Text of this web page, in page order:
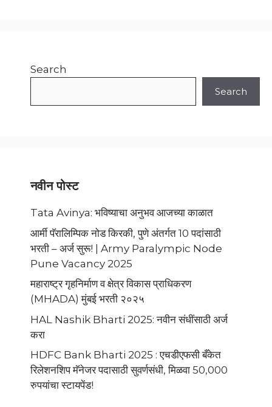
Search
Search
नवीन पोस्ट
Tata Avinya: भविष्याचा अनुभव आजच्या काळात
आर्मी पॅरालिम्पिक नोड किरकी, पुणे अंतर्गत 10 पदांसाठी
भरती – अर्ज सुरू! | Army Paralympic Node
Pune Vacancy 2025
महाराष्ट्र गृहनिर्माण व क्षेत्र विकास प्राधिकरण
(MHADA) मुंबई भरती २०२५
HAL Nashik Bharti 2025: नवीन संधींसाठी अर्ज
करा
HDFC Bank Bharti 2025 : एचडीएफसी बँकेत
रिलेशनशिप मॅनेजर पदासाठी सुवर्णसंधी, मिळवा 50,000
रुपयांचा स्टायपेंड!